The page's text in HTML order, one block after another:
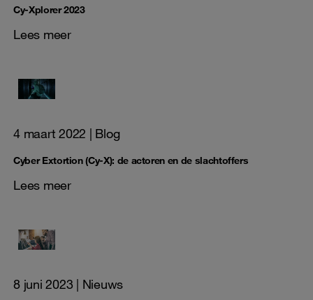
Cy-Xplorer 2023
Lees meer
4 maart 2022 | Blog
Cyber Extortion (Cy-X): de actoren en de slachtoffers
Lees meer
8 juni 2023 | Nieuws